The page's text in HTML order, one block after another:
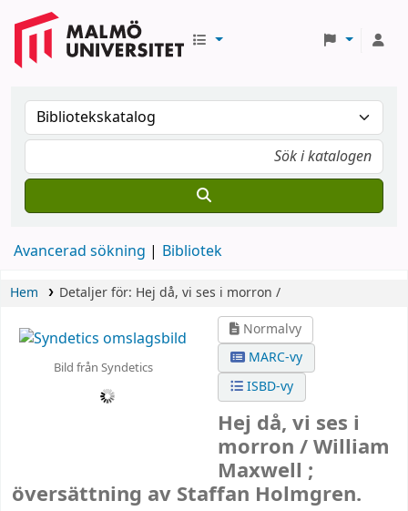
Avancerad sökning Bibliotek
Hem Detaljer för: Hej då, vi ses i morron /
Bild från Syndetics
Normalvy
MARC-vy
ISBD-vy
Hej då, vi ses i
morron /William
Maxwell ;
översättning av Staffan Holmgren.